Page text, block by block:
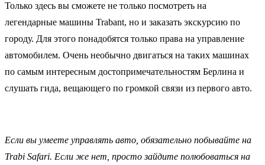
Только здесь вы сможете не только посмотреть на
легендарные машины Trabant, но и заказать экскурсию по
городу. Для этого понадобятся только права на управление
автомобилем. Очень необычно двигаться на таких машинах
по самым интересным достопримечательностям Берлина и
слушать гида, вещающего по громкой связи из первого авто.
Если вы умеете управлять авто, обязательно побывайте на
Trabi Safari. Если же нет, просто зайдите полюбоваться на